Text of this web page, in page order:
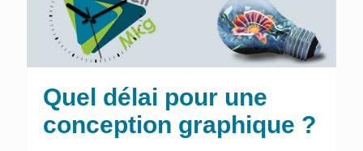
Quel délai pour une
conception graphique ?